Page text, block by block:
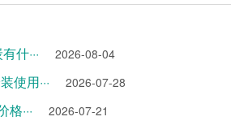
什··· 2026-08-04
使用··· 2026-07-28
··· 2026-07-21